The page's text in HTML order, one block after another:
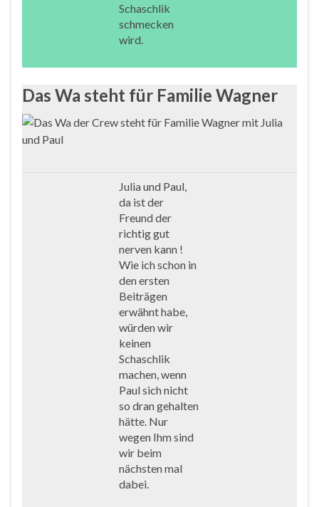
Schaschlik
schmecken
wird.
Das Wa steht für Familie Wagner
Julia und Paul,
da ist der
Freund der
richtig gut
nerven kann !
Wie ich schon in
den ersten
Beiträgen
erwähnt habe,
würden wir
keinen
Schaschlik
machen, wenn
Paul sich nicht
so dran gehalten
hätte. Nur
wegen Ihm sind
wir beim
nächsten mal
dabei.